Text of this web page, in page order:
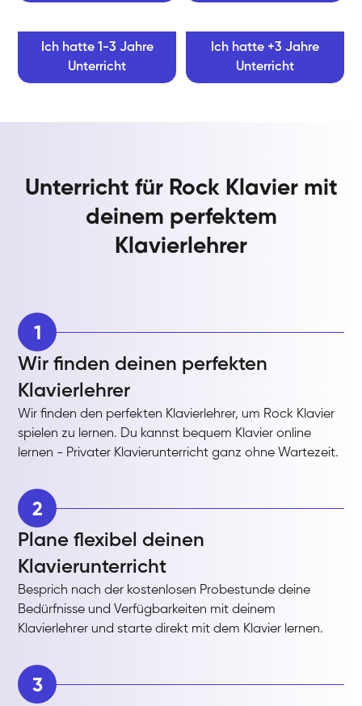
Ich hatte 1-3 Jahre
Unterricht
Ich hatte +3 Jahre
Unterricht
Unterricht für Rock Klavier mit
deinem perfektem
Klavierlehrer
1
Wir finden deinen perfekten
Klavierlehrer
Wir finden den perfekten Klavierlehrer, um Rock Klavier
spielen zu lernen. Du kannst bequem Klavier online
lernen - Privater Klavierunterricht ganz ohne Wartezeit.
2
Plane flexibel deinen
Klavierunterricht
Besprich nach der kostenlosen Probestunde deine
Bedürfnisse und Verfügbarkeiten mit deinem
Klavierlehrer und starte direkt mit dem Klavier lernen.
3